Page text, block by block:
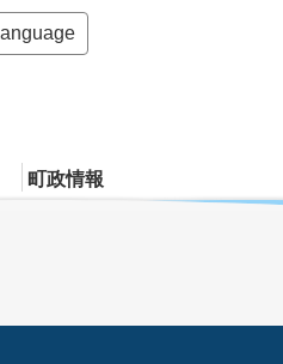
町政情報